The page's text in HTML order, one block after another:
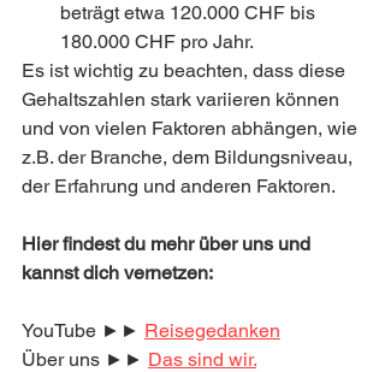
beträgt etwa 120.000 CHF bis
180.000 CHF pro Jahr.
Es ist wichtig zu beachten, dass diese
Gehaltszahlen stark variieren können
und von vielen Faktoren abhängen, wie
z.B. der Branche, dem Bildungsniveau,
der Erfahrung und anderen Faktoren.
Hier findest du mehr über uns und
kannst dich vernetzen:
YouTube ►► Reisegedanken
Über uns ►► Das sind wir.